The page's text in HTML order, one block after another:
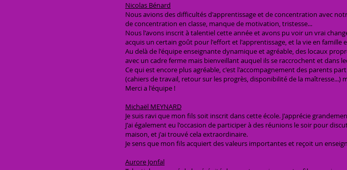
Nicolas Bénard
Nous avions des difficultés d'apprentissage et de concentration avec
de concentration en classe, manque de motivation, tristesse...
Nous l'avons inscrit à talentiel cette année et avons pu voir un vrai
acquis un certain goût pour l'effort et l'apprentissage, et la vie en famille
Au delà de l'équipe enseignante dynamique et agréable, des locaux
avec un cadre ferme mais bienveillant auquel ils se raccrochent et dans
Ce qui est encore plus agréable, c'est l'accompagnement des parents
(cahiers de travail, retour sur les progrès, disponibilité de la
Merci a l'équipe !
Michaël MEYNARD
Je suis ravi que mon fils soit inscrit dans cette école. J'apprécie
J'ai également eu l'occasion de participer à des réunions le soir pour
maison, et j'ai trouvé cela extraordinaire.
Je sens que mon fils acquiert des valeurs importantes et reçoit un
Aurore Jonfal